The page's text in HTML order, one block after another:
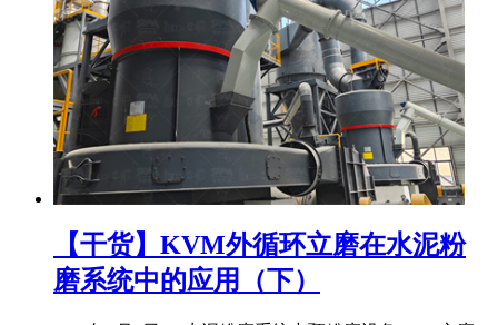
【干货】KVM外循环立磨在水泥粉
磨系统中的应用（下）